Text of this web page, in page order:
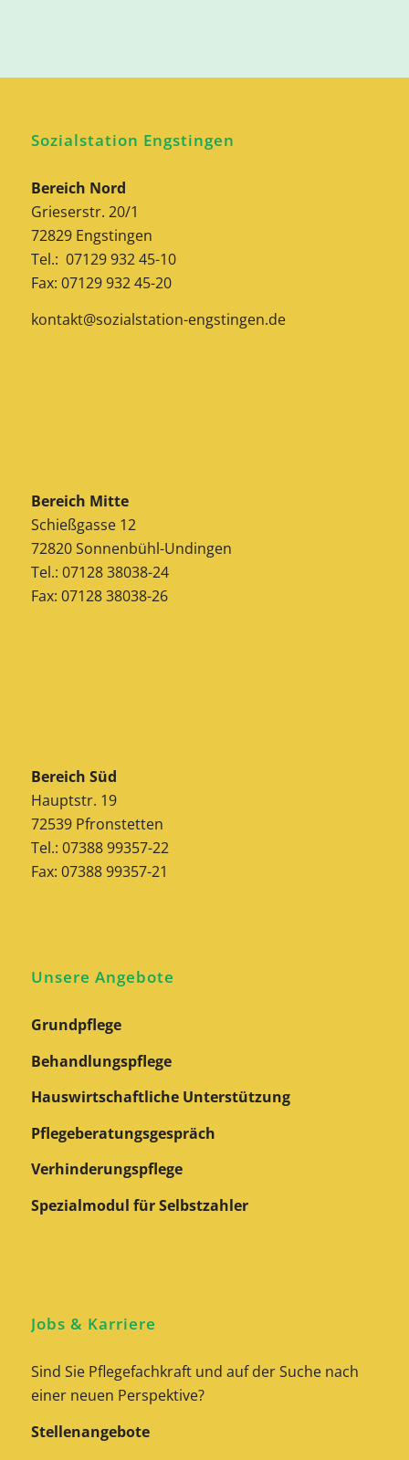
Sozialstation Engstingen
Bereich Nord
Grieserstr. 20/1
72829 Engstingen
Tel.: 07129 932 45-10
Fax: 07129 932 45-20
kontakt@sozialstation-engstingen.de
Bereich Mitte
Schießgasse 12
72820 Sonnenbühl-Undingen
Tel.: 07128 38038-24
Fax: 07128 38038-26
Bereich Süd
Hauptstr. 19
72539 Pfronstetten
Tel.: 07388 99357-22
Fax: 07388 99357-21
Unsere Angebote
Grundpflege
Behandlungspflege
Hauswirtschaftliche Unterstützung
Pflegeberatungs­gespräch
Verhinderungspflege
Spezialmodul für Selbstzahler
Jobs & Karriere
Sind Sie Pflegefachkraft und auf der Suche nach
einer neuen Perspektive?
Stellenangebote